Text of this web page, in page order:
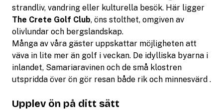
strandliv, vandring eller kulturella besök. Här ligger
The Crete Golf Club, öns stolthet, omgiven av
olivlundar och bergslandskap.
Många av våra gäster uppskattar möjligheten att
väva in lite mer än golf i veckan. De idylliska byarna i
inlandet, Samariaravinen och de små klostren
utspridda över ön gör resan både rik och minnesvärd .
Upplev ön på ditt sätt